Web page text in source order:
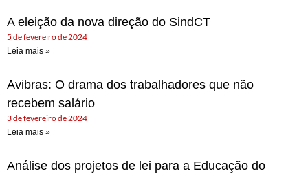
A eleição da nova direção do SindCT
5 de fevereiro de 2024
Leia mais »
Avibras: O drama dos trabalhadores que não
recebem salário
3 de fevereiro de 2024
Leia mais »
Análise dos projetos de lei para a Educação do